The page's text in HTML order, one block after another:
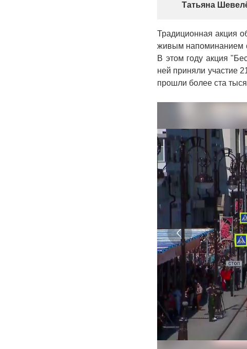
Татьяна
Традиционная акция
живым напоминанием
В этом году акция
ней приняли участие
прошли более ста